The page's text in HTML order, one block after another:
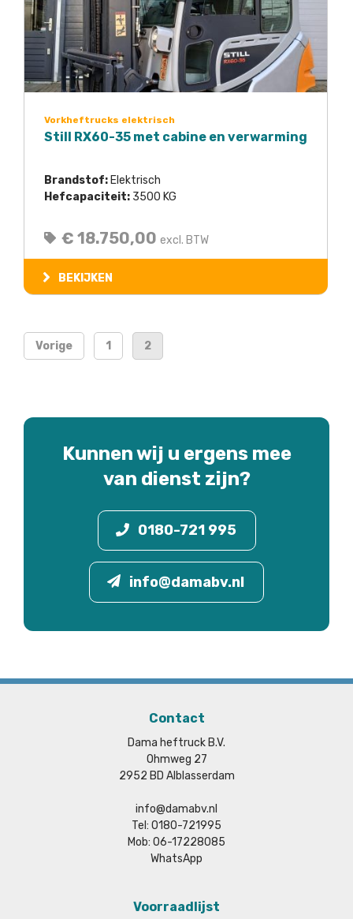
Vorkheftrucks elektrisch
Still RX60-35 met cabine en verwarming
Brandstof: Elektrisch
Hefcapaciteit: 3500 KG
€ 18.750,00 excl. BTW
BEKIJKEN
Vorige 1 2
Kunnen wij u ergens mee
van dienst zijn?
0180-721 995
info@damabv.nl
Contact
Dama heftruck B.V.
Ohmweg 27
2952 BD Alblasserdam
info@damabv.nl
Tel: 0180-721995
Mob: 06-17228085
WhatsApp
Voorraadlijst